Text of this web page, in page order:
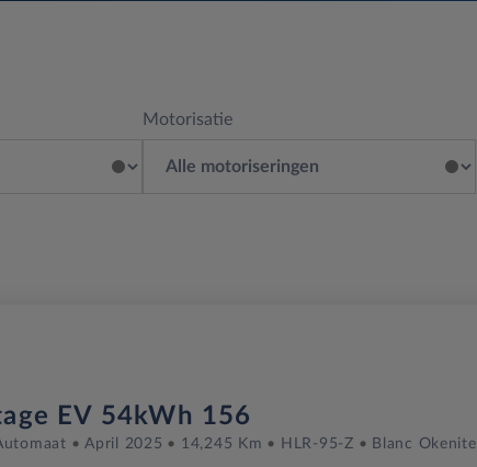
Motorisatie
EV 54kWh 156
April 2025 14,245 Km HLR-95-Z Blanc Okenite